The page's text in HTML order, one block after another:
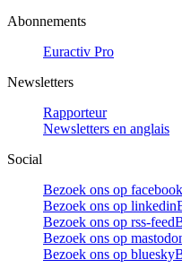
Abonnements
Euractiv Pro
Newsletters
Rapporteur
Newsletters en anglais
Social
Bezoek ons op facebook
Bezoek ons op linkedin
Bezoek ons op rss-feed
Bezoek ons op
Bezoek ons op bluesky